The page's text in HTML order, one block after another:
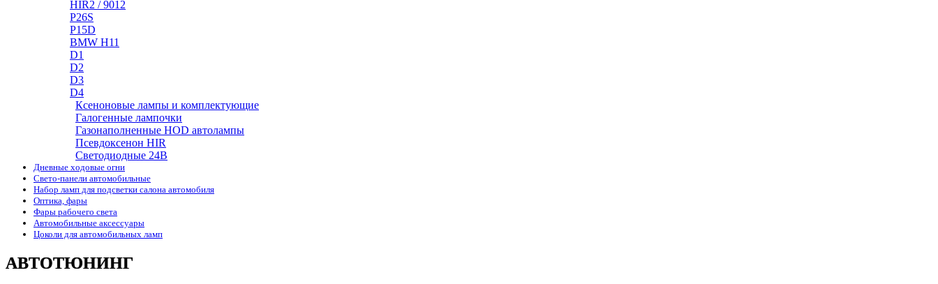
HIR2 / 9012
P26S
P15D
BMW H11
D1
D2
D3
D4
Ксеноновые лампы и комплектующие
Галогенные лампочки
Газонаполненные HOD автолампы
Псевдоксенон HIR
Cветодиодные 24B
Дневные ходовые огни
Свето-панели автомобильные
Набор ламп для подсветки салона автомобиля
Оптика, фары
Фары рабочего света
Автомобильные аксессуары
Цоколи для автомобильных ламп
АВТОТЮНИНГ